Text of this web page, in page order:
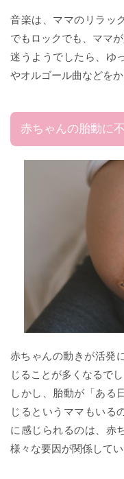
音楽は、ママのリラッ
でもロックでも、ママ
迷うようでしたら、ゆ
やオルゴール曲などをか
赤ちゃんの胎動に
赤ちゃんの動きが活発
じることが多くなるでし
しかし、胎動が「ある
じるというママもいる
に感じられるのは、赤
様々な要因が関係してい